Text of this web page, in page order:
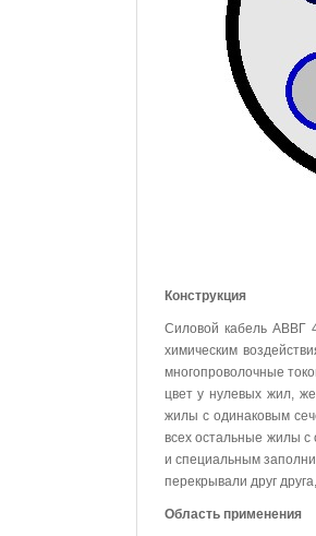
Конструкция
Силовой кабель АВВГ
химическим
многопроволочные
цвет у нулевых жил,
жилы с одинаковым
всех остальные жилы с
и специальным
перекрывали друг
Область применения